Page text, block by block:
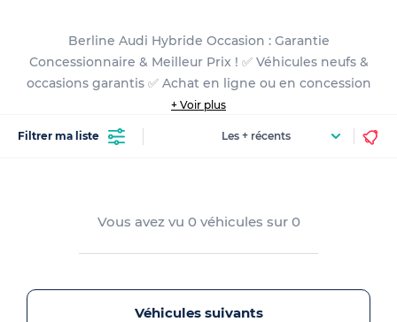
Berline Audi Hybride Occasion : Garantie
Concessionnaire & Meilleur Prix ! ✅ Véhicules neufs &
occasions garantis ✅ Achat en ligne ou en concession
+ Voir plus
Filtrer ma liste
Vous avez vu 0 véhicules sur 0
Véhicules suivants